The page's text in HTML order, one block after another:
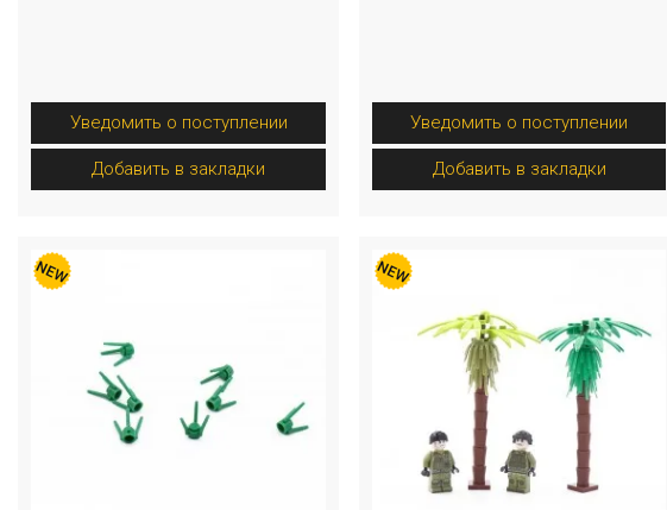
Уведомить о поступлении
Добавить в закладки
Уведомить о поступлении
Добавить в закладки